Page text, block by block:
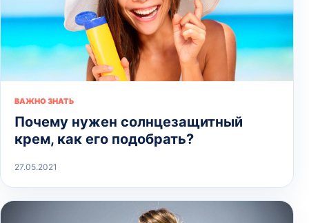
ВАЖНО ЗНАТЬ
Почему нужен солнцезащитный
крем, как его подобрать?
27.05.2021